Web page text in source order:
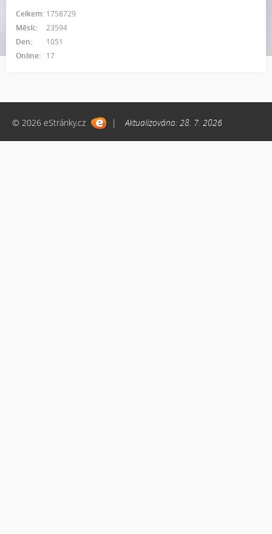
Online: 17
Celkem: 1758729
Měsíc:
23594
Den:
1051
© 2026 eStránky.cz | Aktualizováno: 28. 7. 2026